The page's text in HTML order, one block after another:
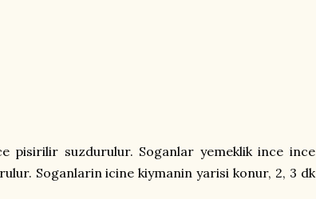
pisirilir suzdurulur. Soganlar yemeklik ince ince
Soganlarin icine kiymanin yarisi konur, 2, 3 dk